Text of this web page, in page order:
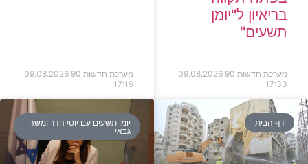
בריאיון ל"יומן
תשעים"
מערכת חדשות 90
09.08.2026
17:33
מערכת חדשות 90
09.08.2026
17:19
דף הבית
יומן תשעים עם יוסי הדר ומשה
גבאי